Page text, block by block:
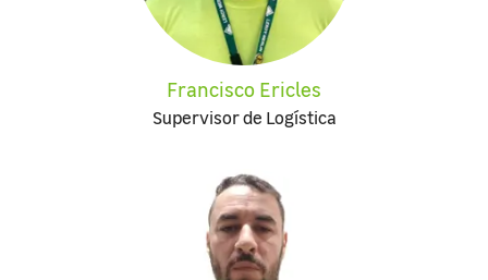
Francisco Ericles
Supervisor de Logística